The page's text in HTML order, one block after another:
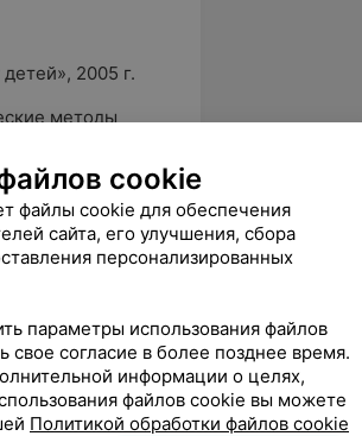
2005 г.
методы
и
и добиться
Разработал
болезни
возрасте,
осложнения и
Алексея
хирурга
cookie
файлы cookie для обеспечения
сайта, его улучшения, сбора
персонализированных
параметры использования файлов
свое согласие в более позднее время.
информации о целях,
файлов cookie вы можете
Политикой обработки файлов cookie